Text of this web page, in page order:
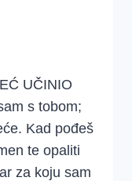
UČINIO
s tobom;
Kad pođeš
te opaliti
za koju sam